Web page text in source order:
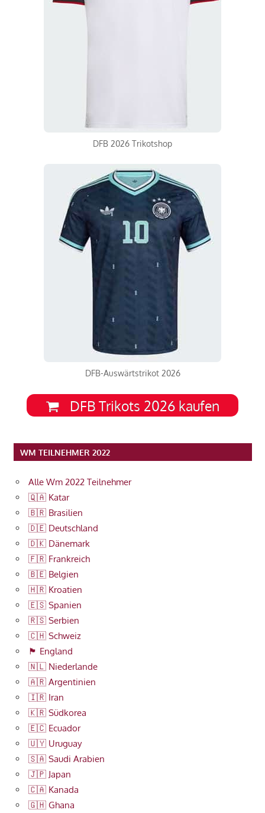
DFB 2026 Trikotshop
DFB-Auswärtstrikot 2026
DFB Trikots 2026 kaufen
WM TEILNEHMER 2022
Alle Wm 2022 Teilnehmer
🇶🇦 Katar
🇧🇷 Brasilien
🇩🇪 Deutschland
🇩🇰 Dänemark
🇫🇷 Frankreich
🇧🇪 Belgien
🇭🇷 Kroatien
🇪🇸 Spanien
🇷🇸 Serbien
🇨🇭 Schweiz
🏴󠁧󠁢󠁥󠁮󠁧󠁿 England
🇳🇱 Niederlande
🇦🇷 Argentinien
🇮🇷 Iran
🇰🇷 Südkorea
🇪🇨 Ecuador
🇺🇾 Uruguay
🇸🇦 Saudi Arabien
🇯🇵 Japan
🇨🇦 Kanada
🇬🇭 Ghana